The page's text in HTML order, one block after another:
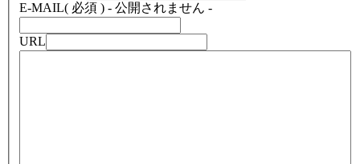
E-MAIL( 必須 ) - 公開されません -
URL